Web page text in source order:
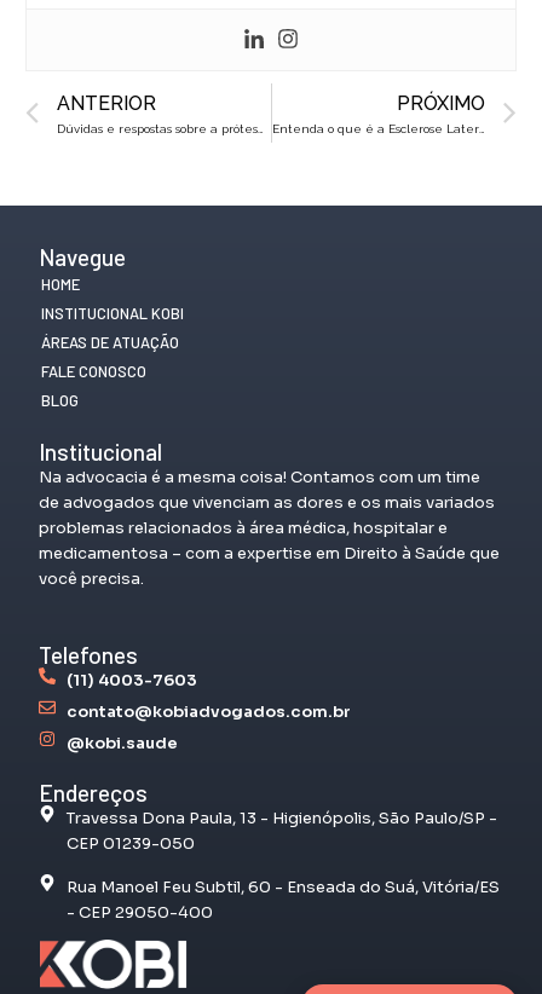
Prev
ANTERIOR PRÓXIMO
Entenda o que é a Esclerose Lateral Amiotrófica (ELA)
Navegue
HOME
INSTITUCIONAL KOBI
ÁREAS DE ATUAÇÃO
FALE CONOSCO
BLOG
Institucional
Na advocacia é a mesma coisa! Contamos com um time
de advogados que vivenciam as dores e os mais variados
problemas relacionados à área médica, hospitalar e
medicamentosa – com a expertise em Direito à Saúde que
você precisa.
Telefones
(11) 4003-7603
contato@kobiadvogados.com.br
@kobi.saude
Endereços
Travessa Dona Paula, 13 - Higienópolis, São Paulo/SP -
CEP 01239-050
Rua Manoel Feu Subtil, 60 - Enseada do Suá, Vitória/ES
- CEP 29050-400